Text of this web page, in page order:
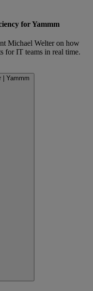
for Yammm
Michael Welter on how
for IT teams in real time.
| Yammm